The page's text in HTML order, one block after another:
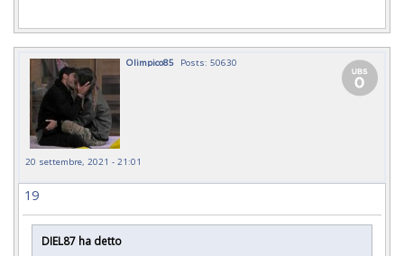
Olimpico85 Posts: 50630
20 settembre, 2021 - 21:01
19
DIEL87 ha detto